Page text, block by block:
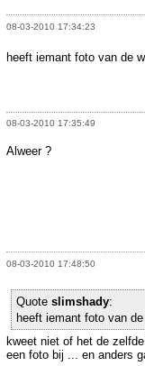
08-03-2010 17:34:23
heeft iemant foto van de
08-03-2010 17:35:49
Alweer ?
08-03-2010 17:48:50
Quote slimshady:
heeft iemant foto van
kweet niet of het de
een foto bij ... en anders